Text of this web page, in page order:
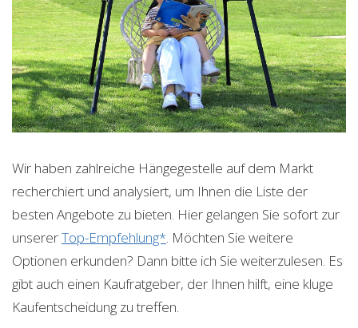
Wir haben zahlreiche Hängegestelle auf dem Markt
recherchiert und analysiert, um Ihnen die Liste der
besten Angebote zu bieten. Hier gelangen Sie sofort zur
unsererTop-Empfehlung*. Möchten Sie weitere
Optionen erkunden? Dann bitte ich Sie weiterzulesen. Es
gibt auch einen Kaufratgeber, der Ihnen hilft, eine kluge
Kaufentscheidung zu treffen.